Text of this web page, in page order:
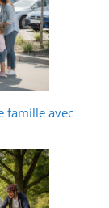
famille avec